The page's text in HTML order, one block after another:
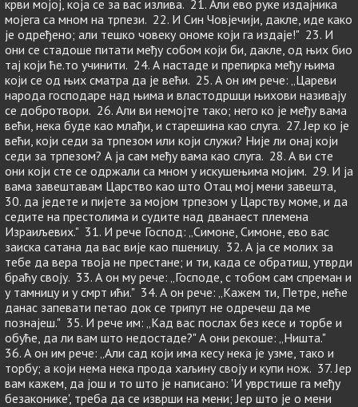
крви мојој, која се за вас излива. 21. Али ево руке издајника
мојега са мном на трпези. 22. И Син Човјечији, дакле, иде како
је одређено; али тешко човеку ономе који га издаје!" 23. И
они се стадоше питати међу собом који би, дакле, од њих био
тај који ће.то учинити. 24. А настаде и препирка међу њима
који се од њих сматра да је већи. 25. А он им рече: „Цареви
народа господаре над њима и властодршци њихови називају
се добротвори. 26. Али ви немојте тако; него ко је међу вама
већи, нека буде као млађи, и старешина као слуга. 27. Јер ко је
већи, који седи за трпезом или који служи? Није ли онај који
седи за трпезом? А ја сам међу вама као слуга. 28. А ви сте
они који сте се одржали са мном у искушењима мојим. 29. И ја
вама завештавам Царство као што Отац мој мени завешта,
30. да једете и пијете за мојом трпезом у Царству моме, и да
седите на престолима и судите над дванаест племена
Израиљевих." 31. И рече Господ: „Симоне, Симоне, ево вас
заиска сатана да вас вије као пшеницу. 32. А ја се молих за
тебе да вера твоја не престане; и ти, када се обратиш, утврди
браћу своју. 33. А он му рече: „Господе, с тобом сам спреман и
у тамницу и у смрт ићи." 34. А он рече: „Кажем ти, Петре, неће
данас запевати петао док се трипут не одречеш да ме
познајеш." 35. И рече им: „Кад вас послах без кесе и торбе и
обуће, да ли вам што недостаде?" А они рекоше: „Ништа."
36. А он им рече: „Али сад који има кесу нека је узме, тако и
торбу; а који нема нека прода хаљину своју и купи нож. 37. Јер
вам кажем, да још и то што је написано: 'И уврстише га међу
безаконике', треба да се изврши на мени; Јер што је о мени